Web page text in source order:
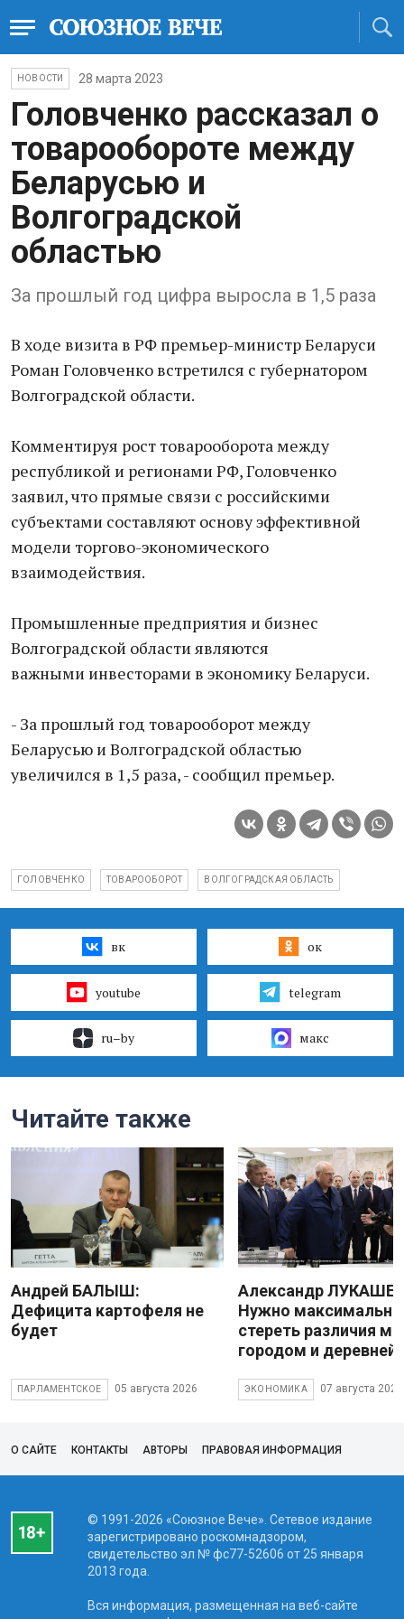
НОВОСТИ 28 марта 2023
Головченко рассказал о
товарообороте между
Беларусью и
Волгоградской
областью
За прошлый год цифра выросла в 1,5 раза
В ходе визита в РФ премьер-министр Беларуси
Роман Головченко встретился с губернатором
Волгоградской области.
Комментируя рост товарооборота между
республикой и регионами РФ, Головченко
заявил, что прямые связи с российскими
субъектами составляют основу эффективной
модели торгово-экономического
взаимодействия.
Промышленные предприятия и бизнес
Волгоградской области являются
важными инвесторами в экономику Беларуси.
- За прошлый год товарооборот между
Беларусью и Волгоградской областью
увеличился в 1,5 раза, - сообщил премьер.
ГОЛОВЧЕНКО ТОВАРООБОРОТ ВОЛГОГРАДСКАЯ ОБЛАСТЬ
вк ок
youtube telegram
ru–by макс
Читайте также
Андрей БАЛЫШ:
Дефицита картофеля не
будет
ПАРЛАМЕНТСКОЕ 05 августа 2026
Александр
Нужно максимально
стереть различия
городом и деревней
ЭКОНОМИКА 07 августа 2026
О САЙТЕ КОНТАКТЫ АВТОРЫ ПРАВОВАЯ ИНФОРМАЦИЯ
© 1991-2026 «Союзное Вече». Сетевое издание
зарегистрировано роскомнадзором,
свидетельство эл № фc77-52606 от 25 января
2013 года.
Вся информация, размещенная на веб-сайте